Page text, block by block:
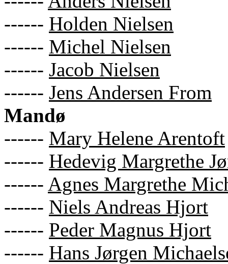
------ Holden Nielsen
------ Michel Nielsen
------ Jacob Nielsen
------ Jens Andersen From
Mandø
------ Mary Helene Arentoft
------ Hedevig Margrethe
------ Agnes Margrethe
------ Niels Andreas Hjort
------ Peder Magnus Hjort
------ Hans Jørgen